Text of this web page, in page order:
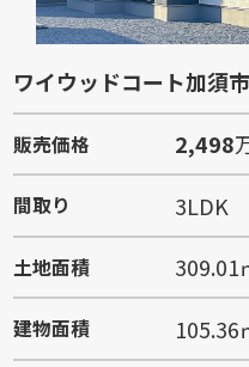
ワイウッドコート加須
販売価格 2,498
間取り 3LDK
土地面積 309.01
建物面積 105.36